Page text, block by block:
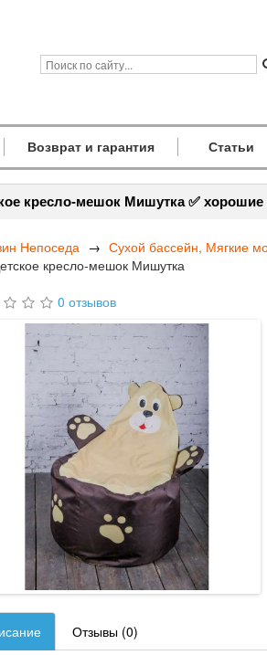
Возврат и гарантия Статьи
кресло-мешок Мишутка ✅ хорошие
Непоседа Сухой бассейн, Мягкие
кресло-мешок Мишутка
0 отзывов
Отзывы (0)